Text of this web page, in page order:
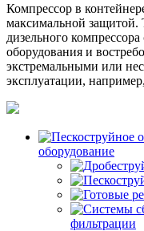
Компрессор в
максимальной защитой.
дизельного
оборудования и
экстремальными или
эксплуатации,
оборудование
фильтрации